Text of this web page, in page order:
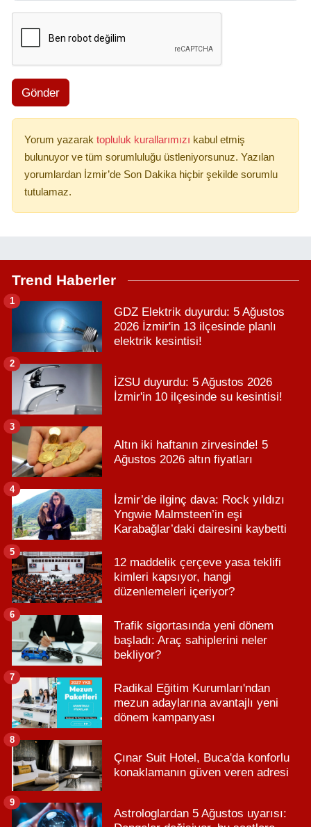
Gönder
Yorum yazarak topluluk kurallarımızı kabul etmiş
bulunuyor ve tüm sorumluluğu üstleniyorsunuz. Yazılan
yorumlardan İzmir’de Son Dakika hiçbir şekilde sorumlu
tutulamaz.
Trend Haberler
GDZ Elektrik duyurdu: 5 Ağustos
2026 İzmir'in 13 ilçesinde planlı
elektrik kesintisi!
1
İZSU duyurdu: 5 Ağustos 2026
İzmir'in 10 ilçesinde su kesintisi!
2
Altın iki haftanın zirvesinde! 5
Ağustos 2026 altın fiyatları
3
İzmir’de ilginç dava: Rock yıldızı
Yngwie Malmsteen’in eşi
Karabağlar’daki dairesini kaybetti
4
12 maddelik çerçeve yasa teklifi
kimleri kapsıyor, hangi
düzenlemeleri içeriyor?
5
Trafik sigortasında yeni dönem
başladı: Araç sahiplerini neler
bekliyor?
6
Radikal Eğitim Kurumları'ndan
mezun adaylarına avantajlı yeni
dönem kampanyası
7
Çınar Suit Hotel, Buca'da konforlu
konaklamanın güven veren adresi
8
Astrologlardan 5 Ağustos uyarısı:
9